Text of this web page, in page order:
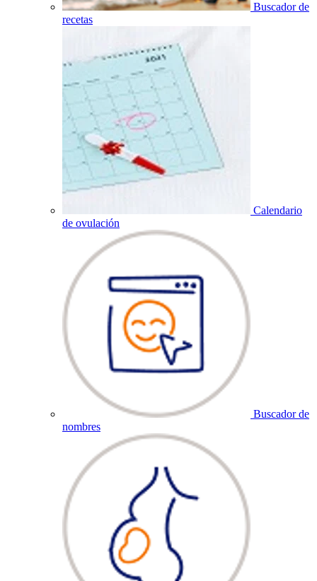
Buscador de
recetas
Calendario
de ovulación
Buscador de
nombres